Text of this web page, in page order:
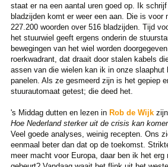
staat er na een aantal uren goed op. Ik
bladzijden komt er weer een aan. Die is voor
227.200 woorden over 516 bladzijden. Tijd
het stuurwiel geeft ergens onderin de
bewegingen van het wiel worden
roerkwadrant, dat draait door stalen kabels
assen van die wielen kan ik in onze slaaphut
panelen. Als ze gesmeerd zijn is het gepiep
stuurautomaat getest; die deed het.
's Middag dutten en lezen inRob de Wijk
Hoe Nederland sterker uit de crisis kan
Veel goede analyses, weinig recepten. Ons
eenmaal beter dan dat op de toekomst.
meer macht voor Europa, daar ben ik het erg